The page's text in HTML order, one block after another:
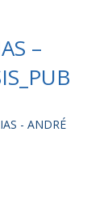
–
- ANDRÉ